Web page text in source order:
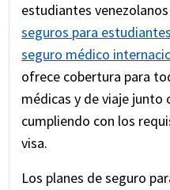
estudiantes
seguros para
seguro médico
ofrece cobertura para
médicas y de viaje junto
cumpliendo con los
visa.
Los planes de seguro